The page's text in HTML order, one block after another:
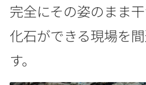
完全にその姿のまま
化石ができる現場を
す。